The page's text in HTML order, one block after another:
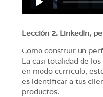
Lección 2. LinkedIn,
Como construir un
La casi totalidad de
en modo curriculo,
es identificar a tus
productos.